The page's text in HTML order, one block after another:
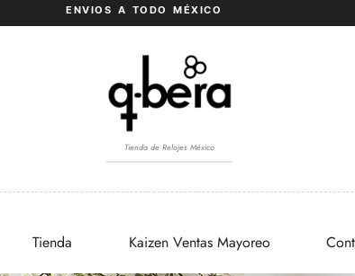
ENVIOS A TODO MÉXICO
Tienda de Relojes México
Tienda Kaizen Ventas Mayoreo